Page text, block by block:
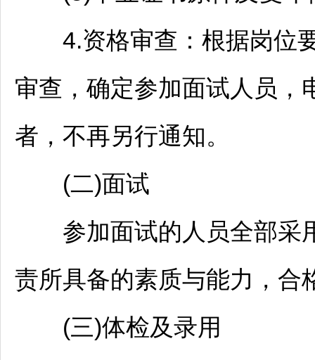
4.资格审查：根据岗位要
审查，确定参加面试人员，
者，不再另行通知。
(二)面试
参加面试的人员全部采
责所具备的素质与能力，合
(三)体检及录用